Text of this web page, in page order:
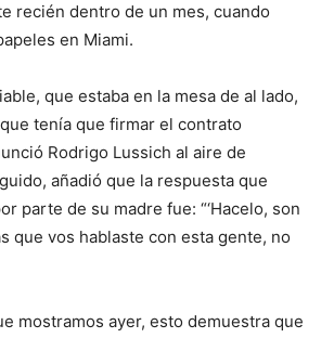
recién dentro de un mes, cuando
en Miami.
que estaba en la mesa de al lado,
tenía que firmar el contrato
Rodrigo Lussich al aire de
añadió que la respuesta que
parte de su madre fue: “‘Hacelo, son
que vos hablaste con esta gente, no
mostramos ayer, esto demuestra que